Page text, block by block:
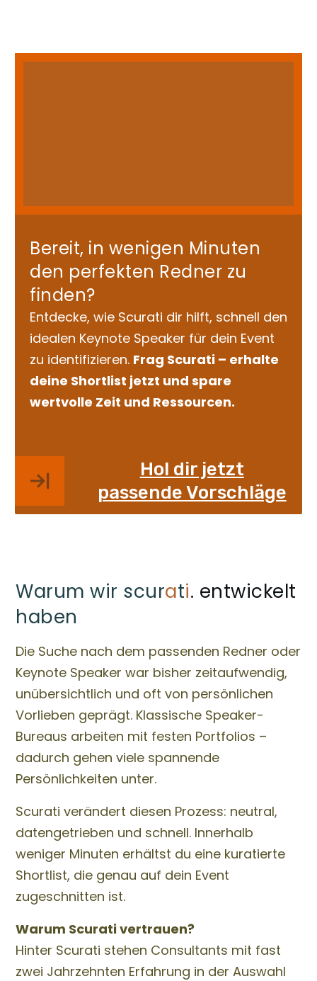
Bereit, in wenigen Minuten
den perfekten Redner zu
finden?
Entdecke, wie Scurati dir hilft, schnell den
idealen Keynote Speaker für dein Event
zu identifizieren. Frag Scurati – erhalte
deine Shortlist jetzt und spare
wertvolle Zeit und Ressourcen.
Hol dir jetzt
passende Vorschläge
Warum wir scurati. entwickelt
haben
Die Suche nach dem passenden Redner oder
Keynote Speaker war bisher zeitaufwendig,
unübersichtlich und oft von persönlichen
Vorlieben geprägt. Klassische Speaker-
Bureaus arbeiten mit festen Portfolios –
dadurch gehen viele spannende
Persönlichkeiten unter.
Scurati verändert diesen Prozess: neutral,
datengetrieben und schnell. Innerhalb
weniger Minuten erhältst du eine kuratierte
Shortlist, die genau auf dein Event
zugeschnitten ist.
Warum Scurati vertrauen?
Hinter Scurati stehen Consultants mit fast
zwei Jahrzehnten Erfahrung in der Auswahl